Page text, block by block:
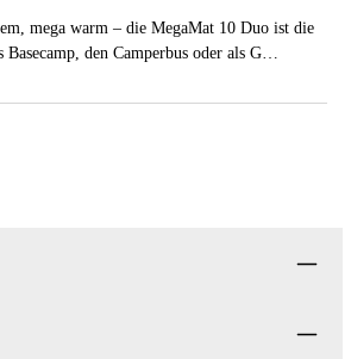
mega warm – die MegaMat 10 Duo ist die
den Camperbus oder als G…